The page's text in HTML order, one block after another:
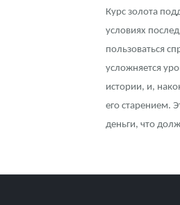
Курс золота
условиях
пользоваться
усложняется
истории, и,
его старением.
деньги, что